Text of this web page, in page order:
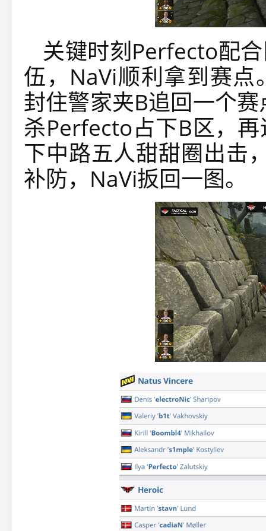
关键时刻Perfecto配
伍，NaVi顺利拿到赛
封住警家夹B追回一个
杀Perfecto占下B区，
下中路五人甜甜圈出击
补防，NaVi扳回一图。